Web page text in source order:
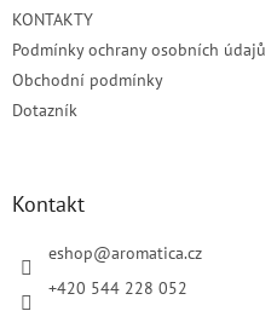
KONTAKTY
Podmínky ochrany osobních údajů
Obchodní podmínky
Dotazník
Kontakt
eshop@aromatica.cz
+420 544 228 052